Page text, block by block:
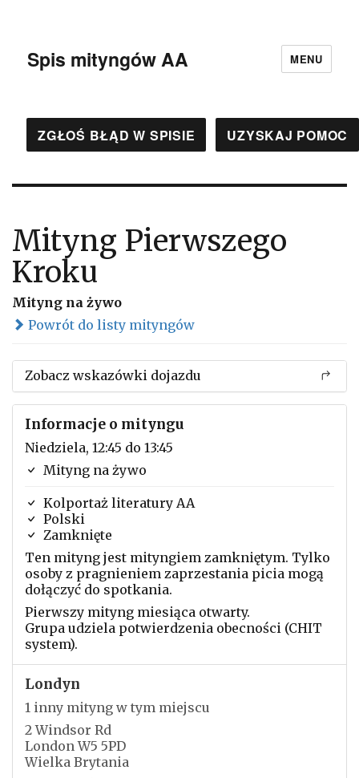
Spis mityngów AA MENU
ZGŁOŚ BŁĄD W SPISIE UZYSKAJ POMOC
Mityng Pierwszego
Kroku
Mityng na żywo
Powrót do listy mityngów
Zobacz wskazówki dojazdu
Informacje o mityngu
Niedziela, 12:45 do 13:45
Mityng na żywo
Kolportaż literatury AA
Polski
Zamknięte
Ten mityng jest mityngiem zamkniętym. Tylko
osoby z pragnieniem zaprzestania picia mogą
dołączyć do spotkania.
Pierwszy mityng miesiąca otwarty.
Grupa udziela potwierdzenia obecności (CHIT
system).
Londyn
1 inny mityng w tym miejscu
2 Windsor Rd
London W5 5PD
Wielka Brytania